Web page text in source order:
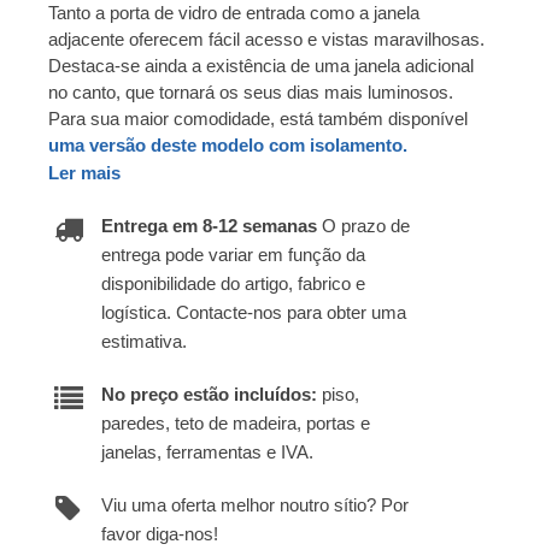
Tanto a porta de vidro de entrada como a janela
adjacente oferecem fácil acesso e vistas maravilhosas.
Destaca-se ainda a existência de uma janela adicional
no canto, que tornará os seus dias mais luminosos.
Para sua maior comodidade, está também disponível
uma versão deste modelo com isolamento.
Ler mais
Entrega em 8-12 semanas O prazo de
entrega pode variar em função da
disponibilidade do artigo, fabrico e
logística. Contacte-nos para obter uma
estimativa.
No preço estão incluídos: piso,
paredes, teto de madeira, portas e
janelas, ferramentas e IVA.
Viu uma oferta melhor noutro sítio? Por
favor diga-nos!